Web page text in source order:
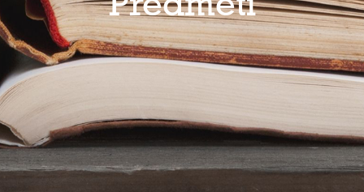
Predmeti